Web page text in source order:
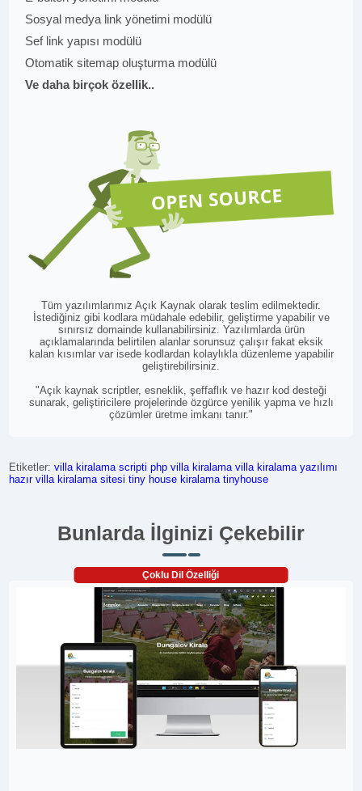
Sosyal medya link yönetimi modülü
Sef link yapısı modülü
Otomatik sitemap oluşturma modülü
Ve daha birçok özellik..
Tüm yazılımlarımız Açık Kaynak olarak teslim edilmektedir.
İstediğiniz gibi kodlara müdahale edebilir, geliştirme yapabilir ve
sınırsız domainde kullanabilirsiniz. Yazılımlarda ürün
açıklamalarında belirtilen alanlar sorunsuz çalışır fakat eksik
kalan kısımlar var isede kodlardan kolaylıkla düzenleme yapabilir
geliştirebilirsiniz.
"Açık kaynak scriptler, esneklik, şeffaflık ve hazır kod desteği
sunarak, geliştiricilere projelerinde özgürce yenilik yapma ve hızlı
çözümler üretme imkanı tanır."
Etiketler:villa kiralama scripti php villa kiralama villa kiralama yazılımı
hazır villa kiralama sitesi tiny house kiralama tinyhouse
Bunlarda İlginizi Çekebilir
Çoklu Dil Özelliği